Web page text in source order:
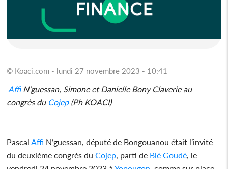
© Koaci.com - lundi 27 novembre 2023 - 10:41
AffiN'guessan, Simone et Danielle Bony Claverie au
congrès du Cojep(Ph KOACI)
Pascal Affi N’guessan, député de Bongouanou était l’invité
du deuxième congrès duCojep , parti de Blé Goudé , le